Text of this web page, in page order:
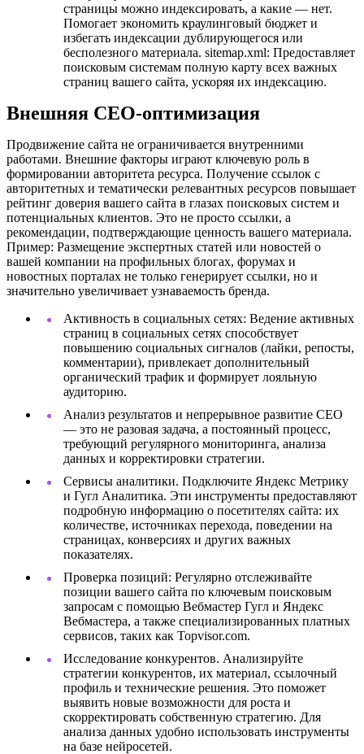
страницы можно индексировать, а какие — нет.
Помогает экономить краулинговый бюджет и
избегать индексации дублирующегося или
бесполезного материала. sitemap.xml: Предоставляет
поисковым системам полную карту всех важных
страниц вашего сайта, ускоряя их индексацию.
Внешняя СЕО-оптимизация
Продвижение сайта не ограничивается внутренними
работами. Внешние факторы играют ключевую роль в
формировании авторитета ресурса. Получение ссылок с
авторитетных и тематически релевантных ресурсов повышает
рейтинг доверия вашего сайта в глазах поисковых систем и
потенциальных клиентов. Это не просто ссылки, а
рекомендации, подтверждающие ценность вашего материала.
Пример: Размещение экспертных статей или новостей о
вашей компании на профильных блогах, форумах и
новостных порталах не только генерирует ссылки, но и
значительно увеличивает узнаваемость бренда.
Активность в социальных сетях: Ведение активных
страниц в социальных сетях способствует
повышению социальных сигналов (лайки, репосты,
комментарии), привлекает дополнительный
органический трафик и формирует лояльную
аудиторию.
Анализ результатов и непрерывное развитие СЕО
— это не разовая задача, а постоянный процесс,
требующий регулярного мониторинга, анализа
данных и корректировки стратегии.
Сервисы аналитики. Подключите Яндекс Метрику
и Гугл Аналитика. Эти инструменты предоставляют
подробную информацию о посетителях сайта: их
количестве, источниках перехода, поведении на
страницах, конверсиях и других важных
показателях.
Проверка позиций: Регулярно отслеживайте
позиции вашего сайта по ключевым поисковым
запросам с помощью Вебмастер Гугл и Яндекс
Вебмастера, а также специализированных платных
сервисов, таких как Topvisor.com.
Исследование конкурентов. Анализируйте
стратегии конкурентов, их материал, ссылочный
профиль и технические решения. Это поможет
выявить новые возможности для роста и
скорректировать собственную стратегию. Для
анализа данных удобно использовать инструменты
на базе нейросетей.